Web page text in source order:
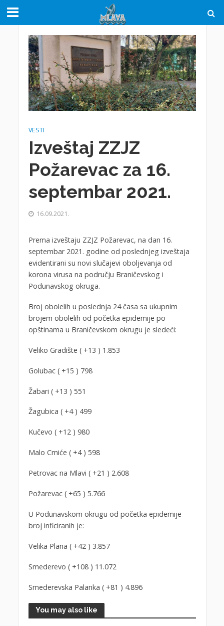
VESTI
Izveštaj ZZJZ
Požarevac za 16.
septembar 2021.
16.09.2021.
Prema izveštaju ZZJZ Požarevac, na dan 16.
septembar 2021. godine od poslednjeg izveštaja
evidentirani su novi slučajevi oboljevanja od
korona virusa na području Braničevskog i
Podunavskog okruga.
Broj obolelih u poslednja 24 časa sa ukupnim
brojem obolelih od početka epidemije po
opštinama u Braničevskom okrugu je sledeći:
Veliko Gradište ( +13 ) 1.853
Golubac ( +15 ) 798
Žabari ( +13 ) 551
Žagubica ( +4 ) 499
Kučevo ( +12 ) 980
Malo Crniće ( +4 ) 598
Petrovac na Mlavi ( +21 ) 2.608
Požarevac ( +65 ) 5.766
U Podunavskom okrugu od početka epidemije
broj inficiranih je:
Velika Plana ( +42 ) 3.857
Smederevo ( +108 ) 11.072
Smederevska Palanka ( +81 ) 4.896
You may also like